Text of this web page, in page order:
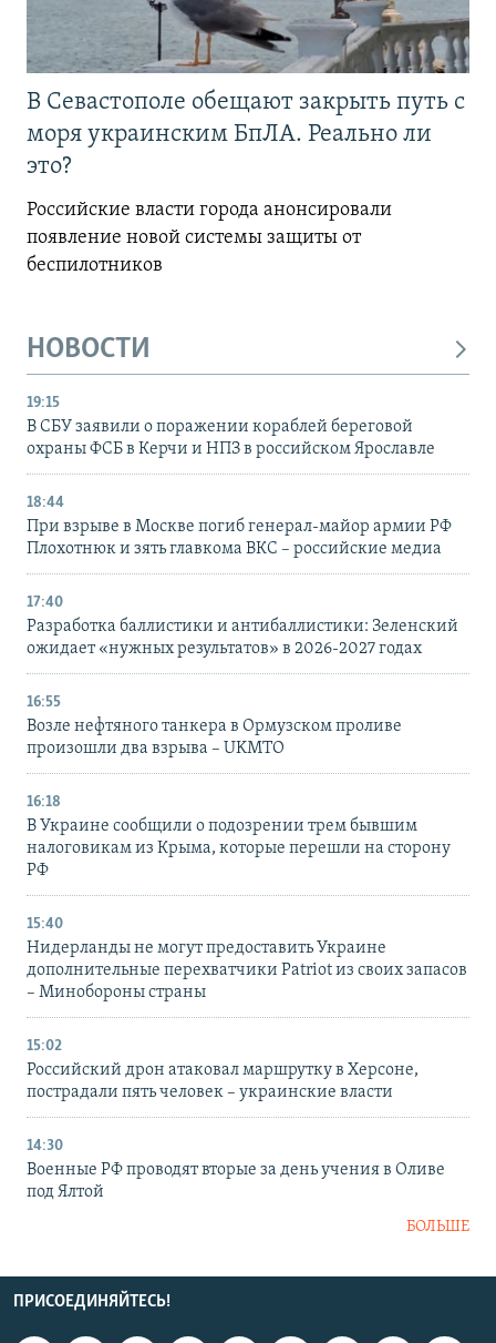
В Севастополе обещают закрыть путь с
моря украинским БпЛА. Реально ли
это?
Российские власти города анонсировали
появление новой системы защиты от
беспилотников
НОВОСТИ
19:15
В СБУ заявили о поражении кораблей береговой
охраны ФСБ в Керчи и НПЗ в российском Ярославле
18:44
При взрыве в Москве погиб генерал-майор армии РФ
Плохотнюк и зять главкома ВКС – российские медиа
17:40
Разработка баллистики и антибаллистики: Зеленский
ожидает «нужных результатов» в 2026-2027 годах
16:55
Возле нефтяного танкера в Ормузском проливе
произошли два взрыва – UKMTO
16:18
В Украине сообщили о подозрении трем бывшим
налоговикам из Крыма, которые перешли на сторону
РФ
15:40
Нидерланды не могут предоставить Украине
дополнительные перехватчики Patriot из своих запасов
– Минобороны страны
15:02
Российский дрон атаковал маршрутку в Херсоне,
пострадали пять человек – украинские власти
14:30
Военные РФ проводят вторые за день учения в Оливе
под Ялтой
БОЛЬШЕ
ПРИСОЕДИНЯЙТЕСЬ!